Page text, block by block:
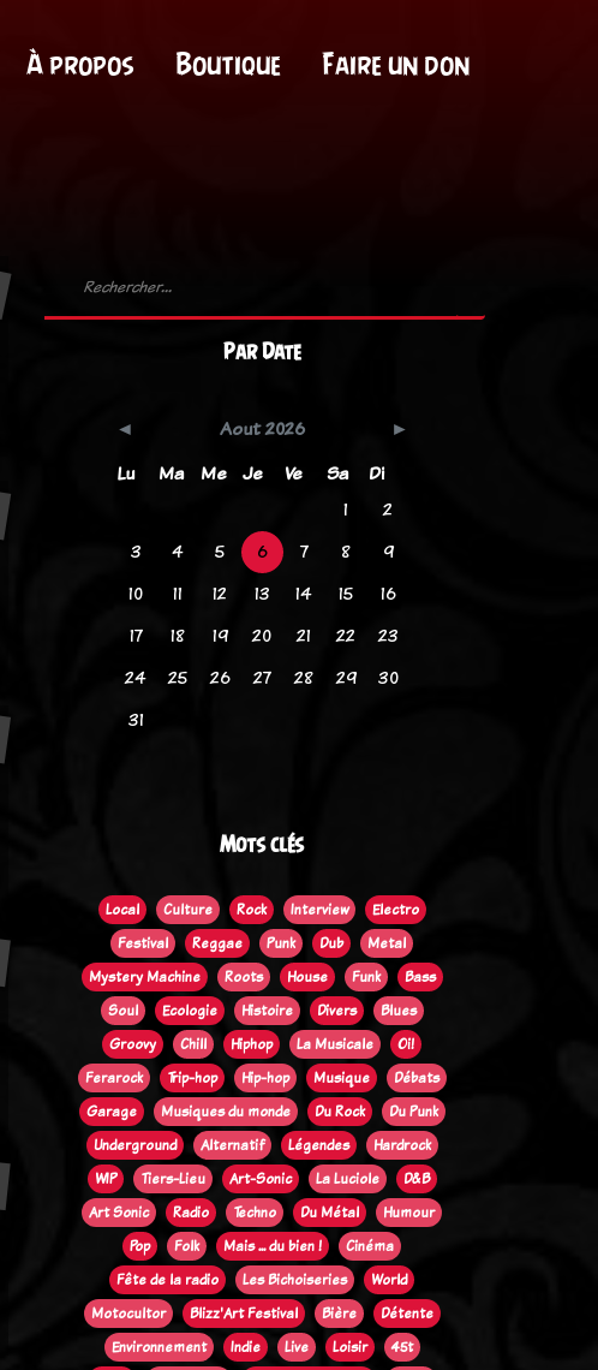
À propos Boutique Faire un don
Par Date
Aout 2026
Lu
Ma Me Je Ve Sa
Di
1
2
3
4 5 6 7 8
9
10
11 12 13 14 15
16
17
18 19 20 21 22
23
24
25 26 27 28 29
30
31
Mots clés
Local Culture Rock Interview
Electro
Festival
Reggae Punk Dub
Metal
Mystery Machine
Roots House Funk
Bass
Soul
Ecologie Histoire Divers
Blues
Groovy
Chill Hiphop La Musicale
Oi!
Ferarock
Trip-hop Hip-hop Musique
Débats
Garage
Musiques du monde Du Rock
Du Punk
Underground
Alternatif Légendes
Hardrock
WIP
Tiers-Lieu Art-Sonic La Luciole
D&B
Art Sonic
Radio Techno Du Métal
Humour
Pop
Folk Mais ... du bien !
Cinéma
Fête de la radio
Les Bichoiseries
World
Motocultor
Blizz'Art Festival Bière
Détente
Environnement
Indie Live Loisir
45t